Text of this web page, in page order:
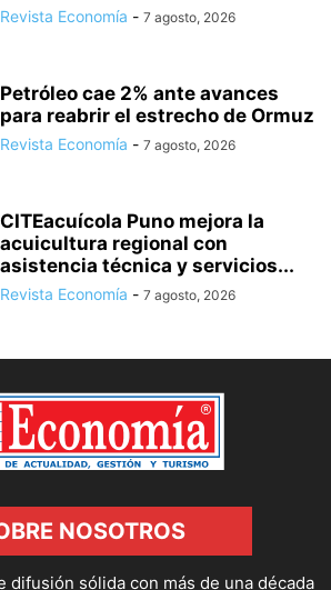
Revista Economía - 7 agosto, 2026
Petróleo cae 2% ante avances
para reabrir el estrecho de Ormuz
Revista Economía - 7 agosto, 2026
CITEacuícola Puno mejora la
acuicultura regional con
asistencia técnica y servicios...
Revista Economía - 7 agosto, 2026
NOSOTROS
difusión sólida con más de una década